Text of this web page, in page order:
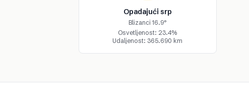
Opadajući srp
Blizanci 16.9°
Osvetljenost: 23.4%
Udaljenost: 365.690 km